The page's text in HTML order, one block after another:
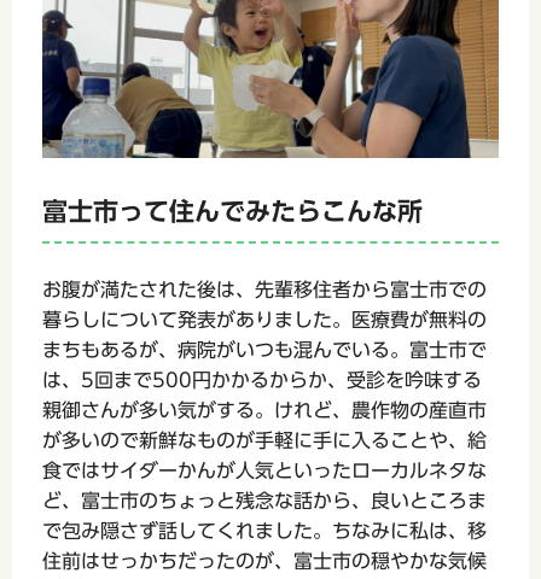
富士市って住んでみたらこんな所
お腹が満たされた後は、先輩移住者から富士市での
暮らしについて発表がありました。医療費が無料の
まちもあるが、病院がいつも混んでいる。富士市で
は、5回まで500円かかるからか、受診を吟味する
親御さんが多い気がする。けれど、農作物の産直市
が多いので新鮮なものが手軽に手に入ることや、給
食ではサイダーかんが人気といったローカルネタな
ど、富士市のちょっと残念な話から、良いところま
で包み隠さず話してくれました。ちなみに私は、移
住前はせっかちだったのが、富士市の穏やかな気候